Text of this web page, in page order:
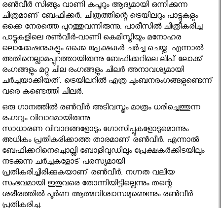
രണ്‍വീര്‍ സിങ്ങും വാണി കപൂറും ആദ്യമായി ഒന്നിക്കുന്ന
ചിത്രമാണ് ബേഫിക്കര്‍. ചിത്രത്തിന്റെ ട്രെയിലറും പാട്ടുകളും
ഒക്കെ നേരത്തെ പുറത്തുവന്നിരുന്നു. പാരീസില്‍ ചിത്രീകരിച്ച
പാട്ടുകളിലെ രണ്‍വീര്‍-വാണി കെമിസ്ട്രിയും മനോഹര
ലൊക്കേഷനുകളും ഒക്കെ പ്രേക്ഷകര്‍ ചര്‍ച്ച ചെയ്തു. എന്നാല്‍
അതിനെല്ലാമപ്പുറത്തായിരുന്നു ബേഫിക്കറിലെ ലിപ് ലോക്ക്
രംഗങ്ങളും മറ്റു ചില രംഗങ്ങളും ചിലര്‍ അനാവശ്യമായി
ചര്‍ച്ചയാക്കിയത്. ട്രെയിലറില്‍ എത്ര ചുംബനരംഗങ്ങളുണ്ടെന്ന്
വരെ കണ്ടെത്തി ചിലര്‍.
ഒരു ഗാനത്തില്‍ രണ്‍വീര്‍ അടിവസ്ത്രം മാത്രം ധരിച്ചെത്തുന്ന
രംഗവും വിവാദമായിരുന്നു.
സാധാരണ വിവാദങ്ങളോടും ഗോസിപ്പുകളോടുമൊന്നും
അധികം പ്രതികരിക്കാത്ത താരമാണ് രണ്‍വീര്‍. എന്നാല്‍
ബേഫിക്കറിനെച്ചൊല്ലി ബോളിവുഡിലും പ്രേക്ഷകര്‍ക്കിടയിലും
നടക്കുന്ന ചര്‍ച്ചകളോട് പരസ്യമായി
പ്രതികരിച്ചിരിക്കുകയാണ് രണ്‍വീര്‍. നഗ്നത വലിയ
സംഭവമായി ഇതുവരെ തോന്നിയിട്ടില്ലെന്നും തന്റെ
ശരീരത്തില്‍ പൂര്‍ണ ആത്മവിശ്വാസമുണ്ടെന്നും രണ്‍വീര്‍